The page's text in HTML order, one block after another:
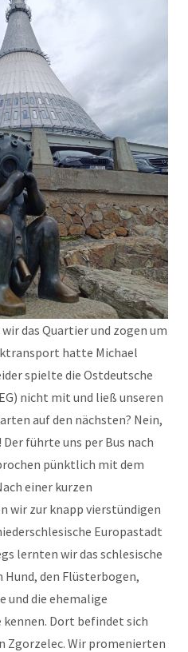
das Quartier und zogen um
hatte Michael
spielte die Ostdeutsche
nicht mit und ließ unseren
auf den nächsten? Nein,
führte uns per Bus nach
pünktlich mit dem
einer kurzen
wir zur knapp vierstündigen
Europastadt
lernten wir das schlesische
Hund, den Flüsterbogen,
und die ehemalige
Dort befindet sich
Zgorzelec. Wir promenierten